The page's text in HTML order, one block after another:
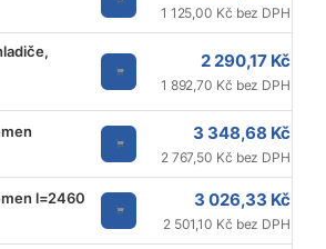
1 125,00 Kč bez DPH
2 290,17 Kč
1 892,70 Kč bez DPH
3 348,68 Kč
2 767,50 Kč bez DPH
l=2460 3 026,33 Kč
2 501,10 Kč bez DPH